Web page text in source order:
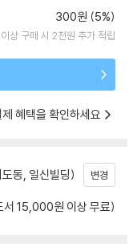
300원 (5%)
상 구매 시 2천원 추가 적립
혜택을 확인하세요
동, 일신빌딩) 변경
서 15,000원 이상 무료)